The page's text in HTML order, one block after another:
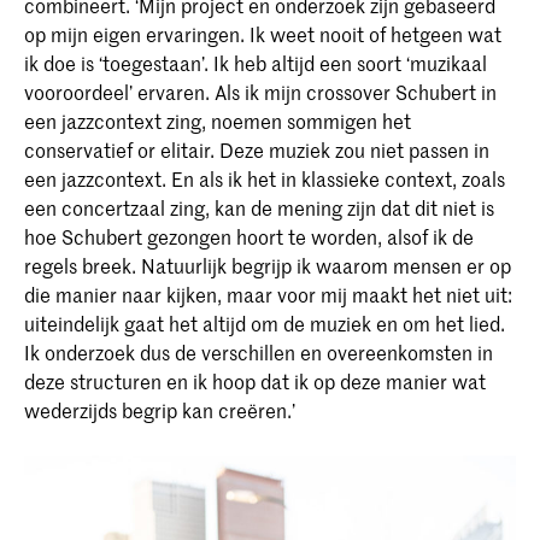
op mijn eigen ervaringen. Ik weet nooit of hetgeen wat
ik doe is ‘toegestaan’. Ik heb altijd een soort ‘muzikaal
vooroordeel’ ervaren. Als ik mijn crossover Schubert in
een jazzcontext zing, noemen sommigen het
conservatief or elitair. Deze muziek zou niet passen in
een jazzcontext. En als ik het in klassieke context, zoals
een concertzaal zing, kan de mening zijn dat dit niet is
hoe Schubert gezongen hoort te worden, alsof ik de
regels breek. Natuurlijk begrijp ik waarom mensen er op
die manier naar kijken, maar voor mij maakt het niet uit:
uiteindelijk gaat het altijd om de muziek en om het lied.
Ik onderzoek dus de verschillen en overeenkomsten in
deze structuren en ik hoop dat ik op deze manier wat
wederzijds begrip kan creëren.’